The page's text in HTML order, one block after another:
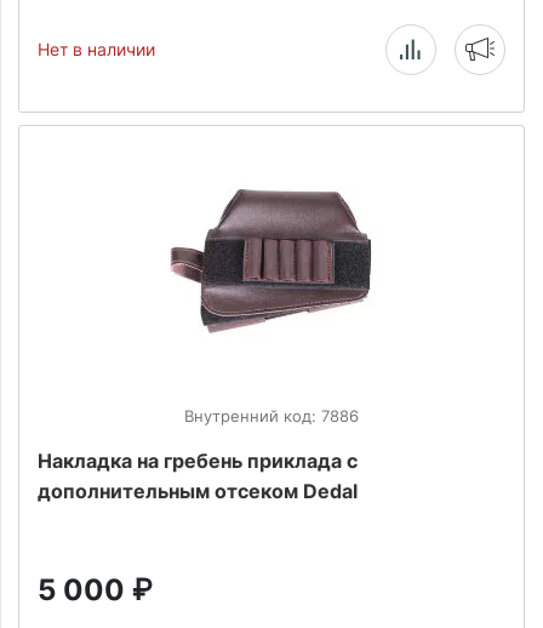
Нет в наличии
Внутренний код: 7886
Накладка на гребень приклада с
дополнительным отсеком Dedal
5 000 ₽